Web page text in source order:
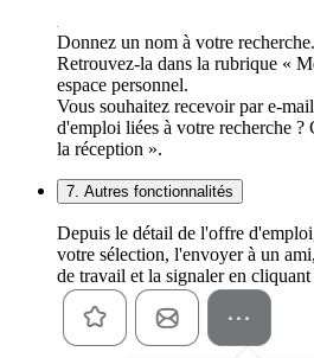
Donnez un nom à votre recherche.
Retrouvez-la dans la rubrique «
espace personnel.
Vous souhaitez recevoir par e-
d'emploi liées à votre recherche
la réception ».
7. Autres fonctionnalités
Depuis le détail de l'offre
votre sélection, l'envoyer à un
de travail et la signaler en cliquant